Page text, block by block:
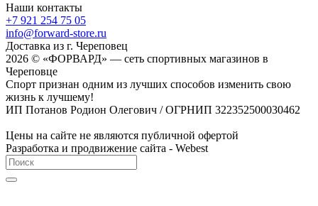
Наши контакты
+7 921 254 75 05
info@forward-store.ru
Доставка из г. Череповец
2026 © «ФОРВАРД» — сеть спортивных магазинов в
Череповце
Спорт признан одним из лучших способов изменить свою
жизнь к лучшему!
ИП Потанов Родион Олегович / ОГРНИП 322352500030462
Цены на сайте не являются публичной офертой
Разработка и продвижение сайта - Webest